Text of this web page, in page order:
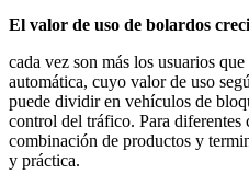
El valor de uso de bolardos
cada vez son más los usuarios
automática, cuyo valor de uso
puede dividir en vehículos de
control del tráfico. Para diferentes
combinación de productos y
y práctica.